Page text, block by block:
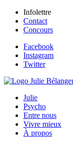
Infolettre
Contact
Concours
Facebook
Instagram
Twitter
Julie
Psycho
Entre nous
Vivre mieux
À propos